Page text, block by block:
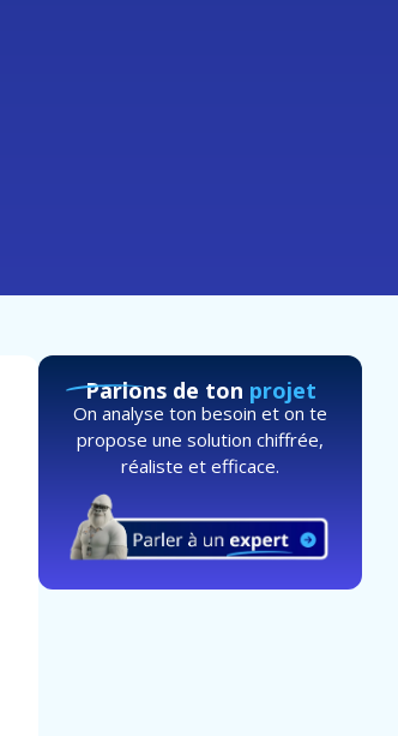
Parlons de ton projet
On analyse ton besoin et on te
propose une solution chiffrée,
réaliste et efficace.